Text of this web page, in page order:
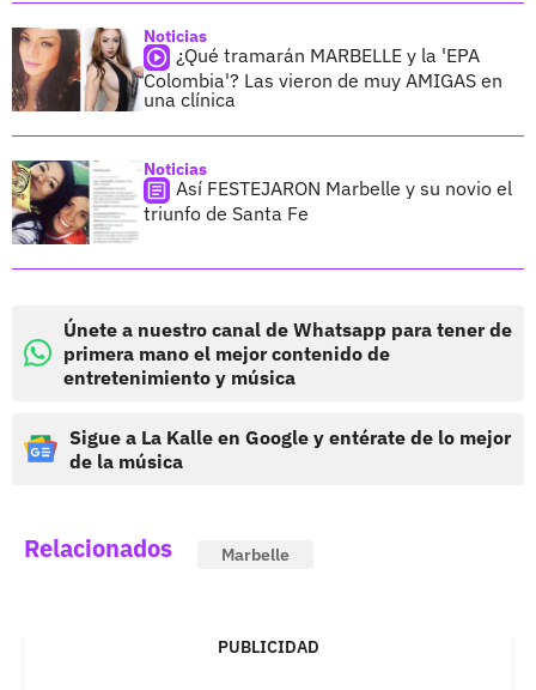
Noticias
¿Qué tramarán MARBELLE y la 'EPA
Colombia'? Las vieron de muy AMIGAS en
una clínica
Noticias
Así FESTEJARON Marbelle y su novio el
triunfo de Santa Fe
Únete a nuestro canal de Whatsapp para tener de
primera mano el mejor contenido de
entretenimiento y música
Sigue a La Kalle en Google y entérate de lo mejor
de la música
Relacionados Marbelle
PUBLICIDAD